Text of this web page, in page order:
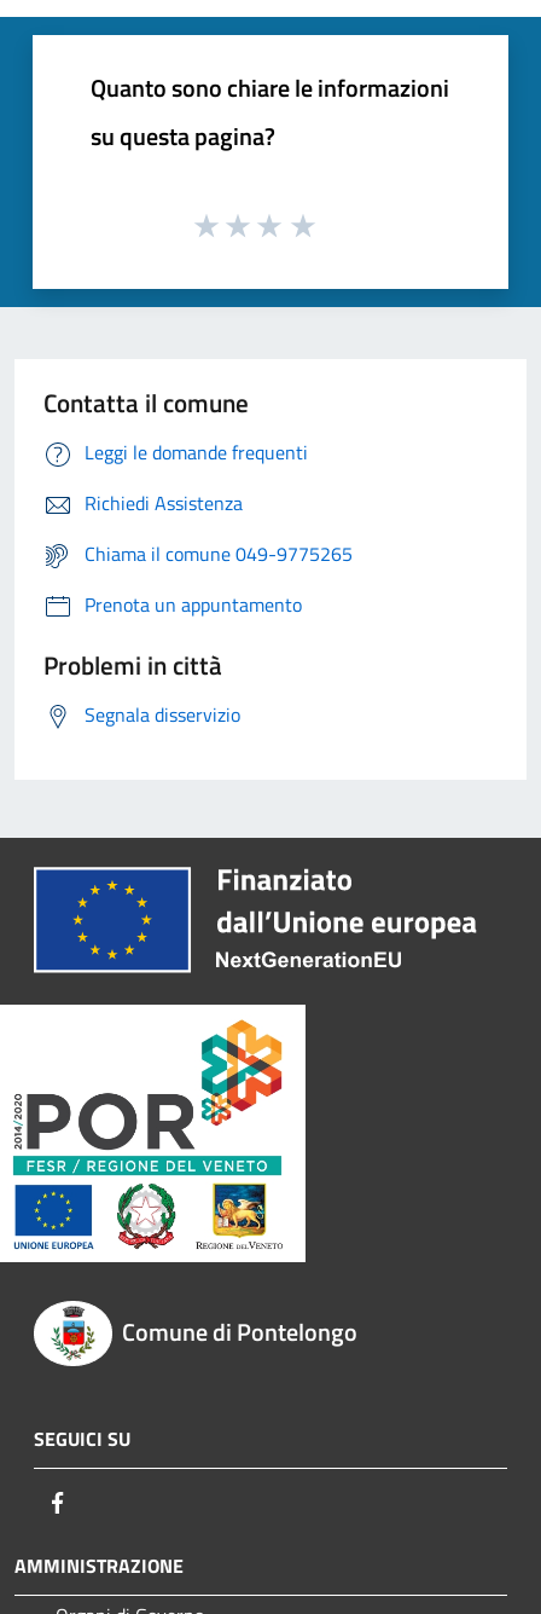
Quanto sono chiare le informazioni
su questa pagina?
Contatta il comune
Leggi le domande frequenti
Richiedi Assistenza
Chiama il comune 049-9775265
Prenota un appuntamento
Problemi in città
Segnala disservizio
Comune di Pontelongo
SEGUICI SU
AMMINISTRAZIONE